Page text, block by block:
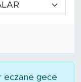
eczane gece